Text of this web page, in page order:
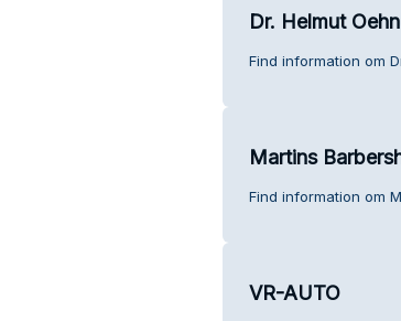
Dr. Helmut
Find information om
Martins
Find information om
VR-AUTO